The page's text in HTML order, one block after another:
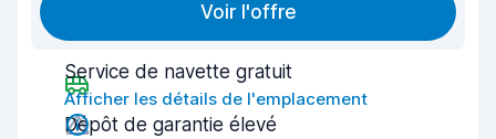
Voir l'offre
Service de navette gratuit
Afficher les détails de l'emplacement
Dépôt de garantie élevé